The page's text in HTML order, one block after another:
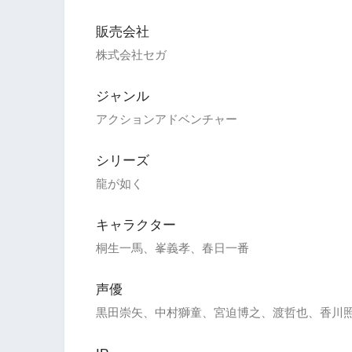
販売会社
株式会社セガ
ジャンル
アクションアドベンチャー
シリーズ
龍が如く
キャラクター
桐生一馬、峯義孝、春日一番
声優
黒田崇矢、中村獅童、宮迫博之、渡哲也、香川